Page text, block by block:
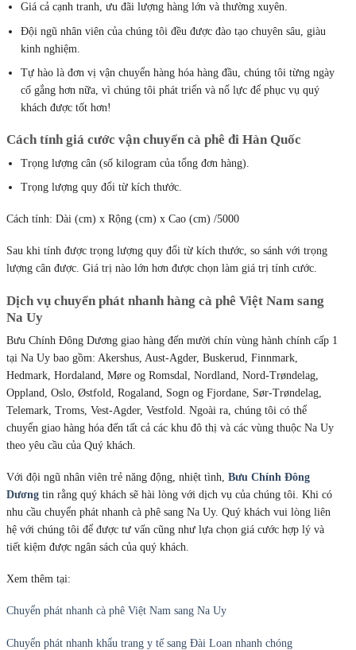
Giá cả cạnh tranh, ưu đãi lượng hàng lớn và thường xuyên.
Đội ngũ nhân viên của chúng tôi đều được đào tạo chuyên sâu, giàu
kinh nghiệm.
Tự hào là đơn vị vận chuyển hàng hóa hàng đầu, chúng tôi từng ngày
cố gắng hơn nữa, vì chúng tôi phát triển và nổ lực để phục vụ quý
khách được tốt hơn!
Cách tính giá cước vận chuyển cà phê đi Hàn Quốc
Trọng lượng cân (số kilogram của tổng đơn hàng).
Trọng lượng quy đổi từ kích thước.
Cách tính: Dài (cm) x Rộng (cm) x Cao (cm) /5000
Sau khi tính được trọng lượng quy đổi từ kích thước, so sánh với trọng
lượng cân được. Giá trị nào lớn hơn được chọn làm giá trị tính cước.
Dịch vụ chuyển phát nhanh hàng cà phê Việt Nam sang
Na Uy
Bưu Chính Đông Dương giao hàng đến mười chín vùng hành chính cấp 1
tại Na Uy bao gồm: Akershus, Aust-Agder, Buskerud, Finnmark,
Hedmark, Hordaland, Møre og Romsdal, Nordland, Nord-Trøndelag,
Oppland, Oslo, Østfold, Rogaland, Sogn og Fjordane, Sør-Trøndelag,
Telemark, Troms, Vest-Agder, Vestfold. Ngoài ra, chúng tôi có thể
chuyển giao hàng hóa đến tất cả các khu đô thị và các vùng thuộc Na Uy
theo yêu cầu của Quý khách.
Với đội ngũ nhân viên trẻ năng động, nhiệt tình, Bưu Chính Đông
Dương tin rằng quý khách sẽ hài lòng với dịch vụ của chúng tôi. Khi có
nhu cầu chuyển phát nhanh cà phê sang Na Uy. Quý khách vui lòng liên
hệ với chúng tôi để được tư vấn cũng như lựa chọn giá cước hợp lý và
tiết kiệm được ngân sách của quý khách.
Xem thêm tại:
Chuyển phát nhanh cà phê Việt Nam sang Na Uy
Chuyển phát nhanh khẩu trang y tế sang Đài Loan nhanh chóng